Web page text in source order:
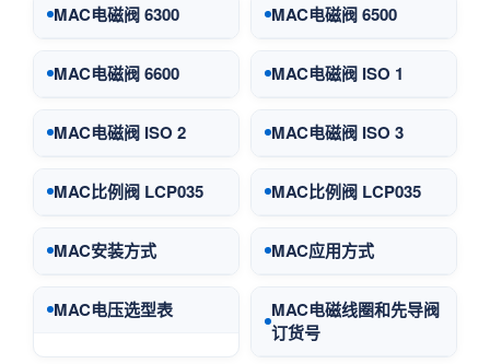
MAC电磁阀 6300 MAC电磁阀 6500
MAC电磁阀 6600 MAC电磁阀 ISO 1
MAC电磁阀 ISO 2 MAC电磁阀 ISO 3
MAC比例阀 LCP035 MAC比例阀 LCP035
MAC安装方式 MAC应用方式
MAC电压选型表
MAC电磁线圈和先导阀
订货号